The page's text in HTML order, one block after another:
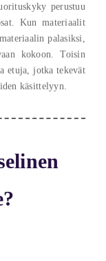
perustuu
Kun materiaalit
palasiksi,
kokoon. Toisin
etuja, jotka tekevät
käsittelyyn.